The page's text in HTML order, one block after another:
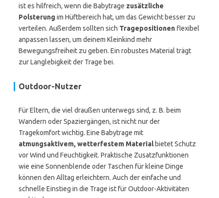
ist es hilfreich, wenn die Babytrage zusätzliche
Polsterung im Hüftbereich hat, um das Gewicht besser zu
verteilen. Außerdem sollten sich Tragepositionen flexibel
anpassen lassen, um deinem Kleinkind mehr
Bewegungsfreiheit zu geben. Ein robustes Material trägt
zur Langlebigkeit der Trage bei.
Outdoor-Nutzer
Für Eltern, die viel draußen unterwegs sind, z. B. beim
Wandern oder Spaziergängen, ist nicht nur der
Tragekomfort wichtig. Eine Babytrage mit
atmungsaktivem, wetterfestem Materialbietet Schutz
vor Wind und Feuchtigkeit. Praktische Zusatzfunktionen
wie eine Sonnenblende oder Taschen für kleine Dinge
können den Alltag erleichtern. Auch der einfache und
schnelle Einstieg in die Trage ist für Outdoor-Aktivitäten